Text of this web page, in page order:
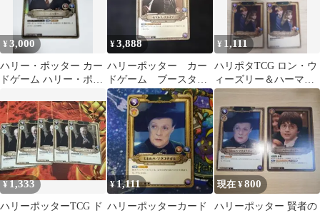
¥3,000
ハリー・ポッター カー
ドゲーム ハリー・ポッ
¥3,888
ハリーポッター カー
ドゲーム ブースタ
ー セブルス スネイ
プ SR
¥ 1,111
ハリポタTCG ロン・ウ
ィーズリー＆ハーマイ
オニー・グレンジャー
SR 4枚
¥1,333
ハリーポッターTCG ド
¥1,111
ハリーポッターカード
現在 ¥800
ハリーポッター 賢者の